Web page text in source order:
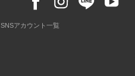
SNSアカウント一覧